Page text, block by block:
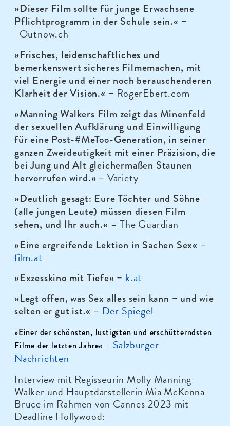
»Dieser Film sollte für junge Erwachsene
Pflichtprogramm in der Schule sein.« –
Outnow.ch
»Frisches, leidenschaftliches und
bemerkenswert sicheres Filmemachen, mit
viel Energie und einer noch berauschenderen
Klarheit der Vision.« – RogerEbert.com
»Manning Walkers Film zeigt das Minenfeld
der sexuellen Aufklärung und Einwilligung
für eine Post-#MeToo-Generation, in seiner
ganzen Zweideutigkeit mit einer Präzision, die
bei Jung und Alt gleichermaßen Staunen
hervorrufen wird.« – Variety
»Deutlich gesagt: Eure Töchter und Söhne
(alle jungen Leute) müssen diesen Film
sehen, und Ihr auch.« –The Guardian
»Eine ergreifende Lektion in Sachen Sex« –
film.at
»Exzesskino mit Tiefe« – k.at
»Legt offen, was Sex alles sein kann – und wie
selten er gut ist.« – Der Spiegel
»Einer der schönsten, lustigsten und erschütterndsten
Filme der letzten Jahre« – Salzburger
Nachrichten
Interview mit Regisseurin Molly Manning
Walker und Hauptdarstellerin Mia McKenna-
Bruce im Rahmen von Cannes 2023 mit
Deadline Hollywood: